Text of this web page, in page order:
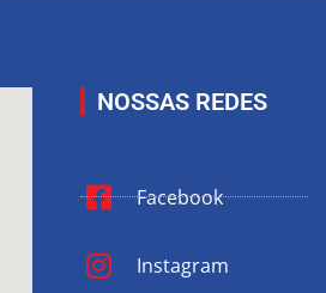
NOSSAS REDES
Facebook
Instagram